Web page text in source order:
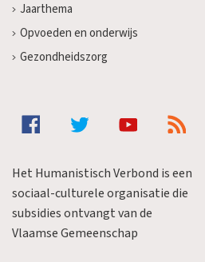
Jaarthema
Opvoeden en onderwijs
Gezondheidszorg
Het Humanistisch Verbond is een
sociaal-culturele organisatie die
subsidies ontvangt van de
Vlaamse Gemeenschap